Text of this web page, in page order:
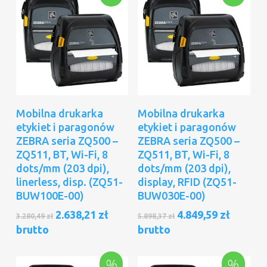
Dodaj Do Koszyka
Mobilna drukarka
etykiet i paragonów
ZEBRA seria ZQ500 –
ZQ511, BT, Wi-Fi, 8
dots/mm (203 dpi),
linerless, disp. (ZQ51-
BUW100E-00)
3.280,49zł Pierwotna
3.280,49 zł.
2.638,21 złAktualna
2.638,21 zł.
brutto
Dodaj Do Koszyka
Mobilna drukarka
etykiet i paragonów
ZEBRA seria ZQ500 –
ZQ511, BT, Wi-Fi, 8
dots/mm (203 dpi),
display, RFID (ZQ51-
BUW030E-00)
5.898,37zł Pierwotna
5.898,37 zł.
4.849,59 zł
brutto